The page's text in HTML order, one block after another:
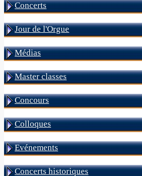
Concerts
Jour de l'Orgue
Médias
Master classes
Concours
Colloques
Evénements
Concerts historiques